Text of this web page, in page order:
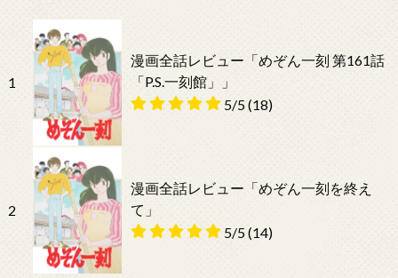
1
漫画全話レビュー「めぞん一刻 第161話
「P.S.一刻館」」
5/5(18)
2
漫画全話レビュー「めぞん一刻を終え
て」
5/5(14)